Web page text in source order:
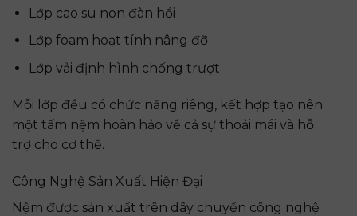
Lớp cao su non đàn hồi
Lớp foam hoạt tính nâng đỡ
Lớp vải định hình chống trượt
Mỗi lớp đều có chức năng riêng, kết hợp tạo nên
một tấm nệm hoàn hảo về cả sự thoải mái và hỗ
trợ cho cơ thể.
Công Nghệ Sản Xuất Hiện Đại
Nệm được sản xuất trên dây chuyền công nghệ